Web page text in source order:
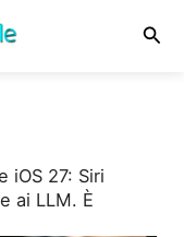
iOS 27: Siri
ai LLM. È